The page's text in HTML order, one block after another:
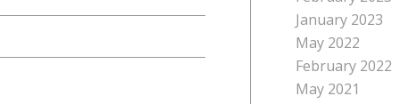
January 2023
May 2022
February 2022
May 2021